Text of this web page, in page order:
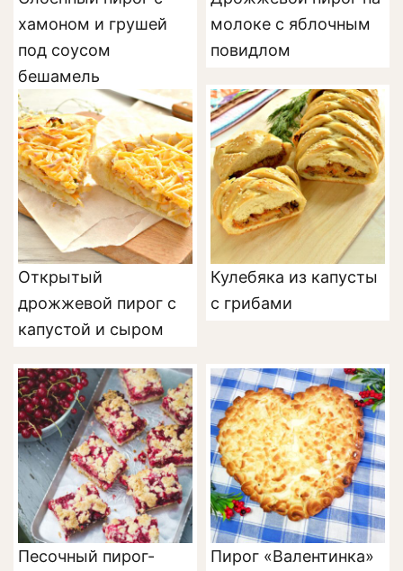
хамоном и грушей
под соусом
бешамель
молоке с яблочным
повидлом
Открытый
дрожжевой пирог с
капустой и сыром
Кулебяка из капусты
с грибами
Песочный пирог-
Пирог «Валентинка»